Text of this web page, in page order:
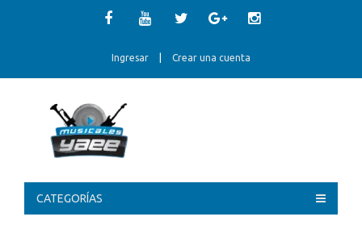
Ingresar Crear una cuenta
CATEGORÍAS